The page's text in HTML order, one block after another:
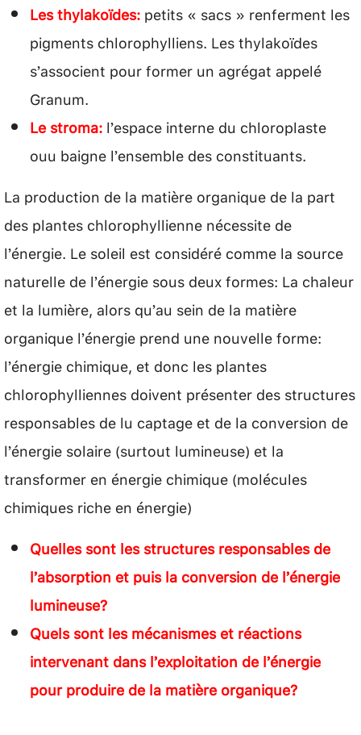
Les thylakoïdes:petits « sacs » renferment les
pigments chlorophylliens. Les thylakoïdes
s’associent pour former un agrégat appelé
Granum.
Le stroma:l’espace interne du chloroplaste
ouu baigne l’ensemble des constituants.
La production de la matière organique de la part
des plantes chlorophyllienne nécessite de
l’énergie. Le soleil est considéré comme la source
naturelle de l’énergie sous deux formes: La chaleur
et la lumière, alors qu’au sein de la matière
organique l’énergie prend une nouvelle forme:
l’énergie chimique, et donc les plantes
chlorophylliennes doivent présenter des structures
responsables de lu captage et de la conversion de
l’énergie solaire (surtout lumineuse) et la
transformer en énergie chimique (molécules
chimiques riche en énergie)
Quelles sont les structures responsables de
l’absorption et puis la conversion de l’énergie
lumineuse?
Quels sont les mécanismes et réactions
intervenant dans l’exploitation de l’énergie
pour produire de la matière organique?